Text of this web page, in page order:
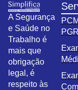
A Segurança
e Saúde no
Trabalho é
mais que
obrigação
legal, é
respeito às